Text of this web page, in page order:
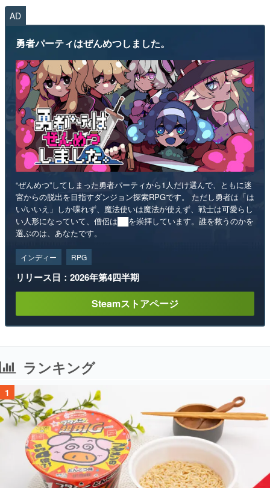
AD
勇者パーティはぜんめつしました。
“ぜんめつ”してしまった勇者パーティから1人だけ選んで、ともに迷
宮からの脱出を目指すダンジョン探索RPGです。 ただし勇者は「は
い/いいえ」しか喋れず、魔法使いは魔法が使えず、戦士は可愛らし
い人形になっていて、僧侶は██を崇拝しています。誰を救うのかを
選ぶのは、あなたです。
インディー RPG
リリース日：2026年第4四半期
Steamストアページ
ランキング
1